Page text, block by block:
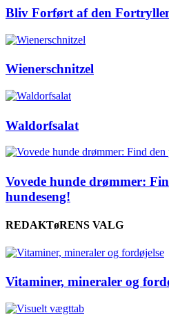
Bliv Forført af den
Wienerschnitzel
Waldorfsalat
Vovede hunde drømmer:
hundeseng!
REDAKTøRENS VALG
Vitaminer, mineraler og